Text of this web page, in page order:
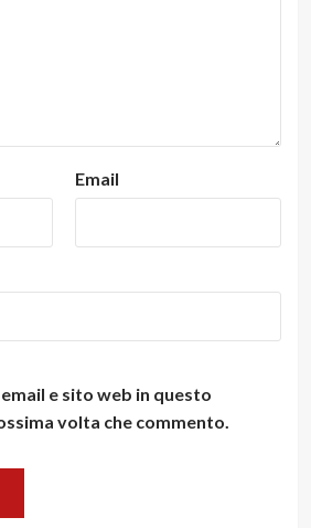
Email
e sito web in questo
volta che commento.